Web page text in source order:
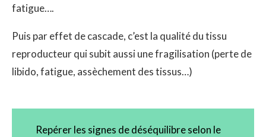
fatigue….
Puis par effet de cascade, c’est la qualité du tissu
reproducteur qui subit aussi une fragilisation (perte de
libido, fatigue, assèchement des tissus…)
Repérer les signes de déséquilibre selon le